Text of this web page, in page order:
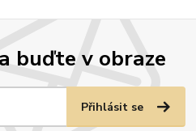
buďte v obraze
Přihlásit se